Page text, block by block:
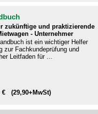
zukünftige und praktizierende
- Unternehmer
ist ein wichtiger Helfer
zur Fachkundeprüfung und
Leitfaden für ...
€ (29,90+MwSt)